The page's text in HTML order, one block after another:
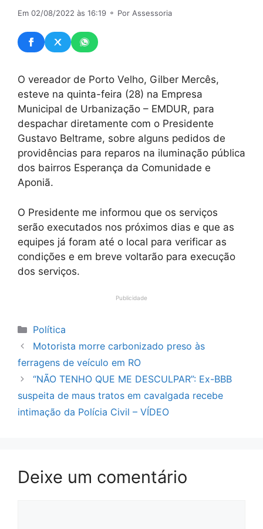
Em 02/08/2022 às 16:19 ⚬ Por Assessoria
O vereador de Porto Velho, Gilber Mercês,
esteve na quinta-feira (28) na Empresa
Municipal de Urbanização – EMDUR, para
despachar diretamente com o Presidente
Gustavo Beltrame, sobre alguns pedidos de
providências para reparos na iluminação pública
dos bairros Esperança da Comunidade e
Aponiã.
O Presidente me informou que os serviços
serão executados nos próximos dias e que as
equipes já foram até o local para verificar as
condições e em breve voltarão para execução
dos serviços.
Publicidade
Categorias
Política
Motorista morre carbonizado preso às
ferragens de veículo em RO
“NÃO TENHO QUE ME DESCULPAR”: Ex-BBB
suspeita de maus tratos em cavalgada recebe
intimação da Polícia Civil – VÍDEO
Deixe um comentário